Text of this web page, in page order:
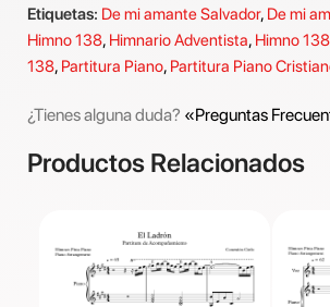
Etiquetas: De mi amante Salvador, De mi
Himno 138, Himnario Adventista, Himno 138
138, Partitura Piano, Partitura Piano
¿Tienes alguna duda? «Preguntas
Productos Relacionados